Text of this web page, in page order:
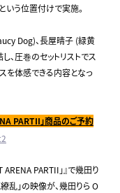
いう位置付けで実施。
Dog)、長屋晴子 (緑黄
、圧巻のセットリストでス
を体感できる内容となっ
PARTII」商品のご予約
PARTII」』で幾田り
乱」の映像が、幾田りら O